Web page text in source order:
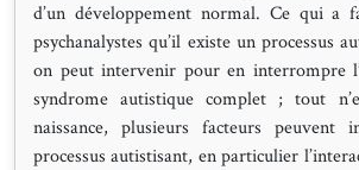
d’un développement normal. Ce qui a
psychanalystes qu’il existe un processus
on peut intervenir pour en interrompre
syndrome autistique complet ; tout
naissance, plusieurs facteurs peuvent
processus autistisant, en particulier